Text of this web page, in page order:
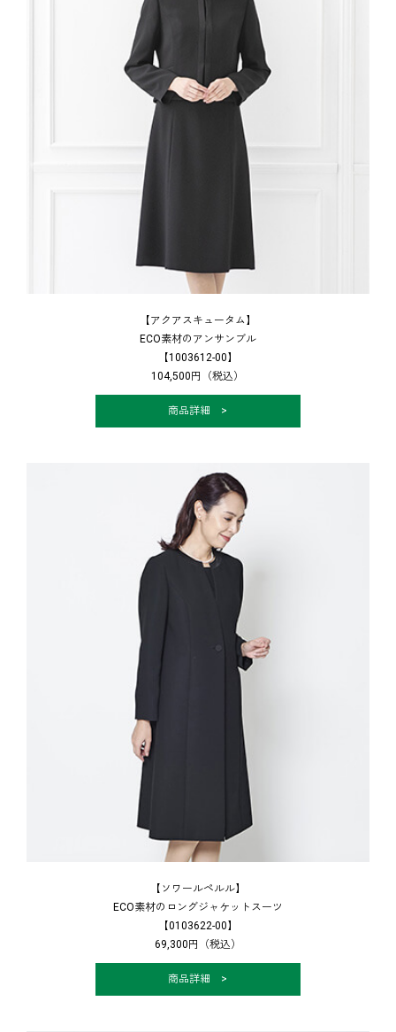
【アクアスキュータム】
ECO素材のアンサンブル
【1003612-00】
104,500円（税込）
商品詳細 >
【ソワールペルル】
ECO素材のロングジャケットスーツ
【0103622-00】
69,300円（税込）
商品詳細 >